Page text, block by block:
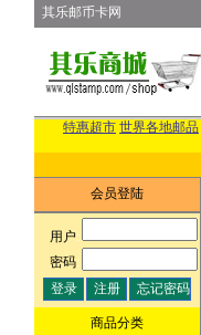
其乐邮币卡网
特惠超市 世界各地邮品
会员登陆
用户:
密码:
商品分类